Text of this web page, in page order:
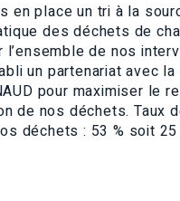
en place un tri à la
des déchets de
l’ensemble de nos
un partenariat avec
pour maximiser le
de nos déchets. Taux
déchets : 53 % soit